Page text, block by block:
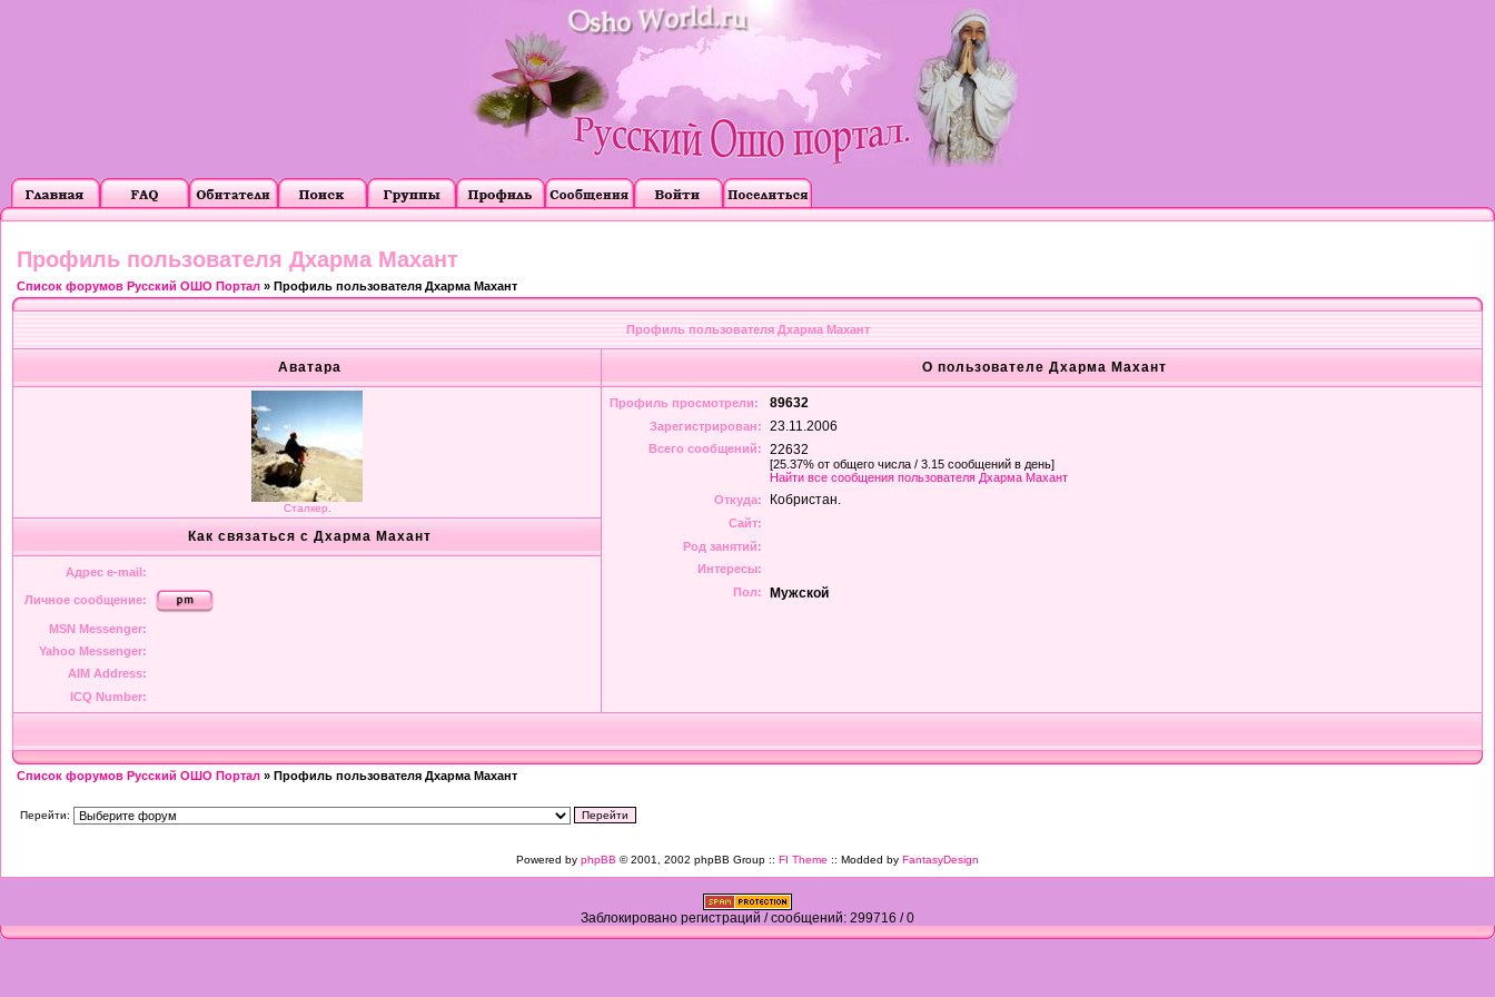
Профиль пользователя Дхарма Махант
Список форумов Русский ОШО Портал » Профиль пользователя Дхарма Махант
Профиль пользователя Дхарма Махант
Аватара О пользователе Дхарма Махант
Сталкер.
Профиль просмотрели: 89632
Зарегистрирован: 23.11.2006
Всего сообщений: 22632
[25.37% от общего числа / 3.15 сообщений в день]
Найти все сообщения пользователя Дхарма Махант
Откуда:
Кобристан.
Сайт:
Род занятий:
Интересы:
Пол:
Мужской
Как связаться с Дхарма Махант
Адрес e-mail:
Личное сообщение:
MSN Messenger:
Yahoo Messenger:
AIM Address:
ICQ Number:
Список форумов Русский ОШО Портал » Профиль пользователя Дхарма Махант
Перейти:
Powered by phpBB © 2001, 2002 phpBB Group :: FI Theme :: Modded by FantasyDesign
Заблокировано регистраций / сообщений: 299716 / 0